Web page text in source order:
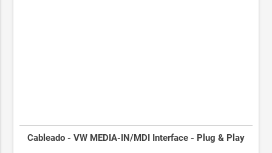
Cableado - VW MEDIA-IN/MDI Interface - Plug & Play